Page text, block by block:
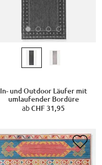
In- und Outdoor Läufer mit
umlaufender Bordüre
abCHF 31,95